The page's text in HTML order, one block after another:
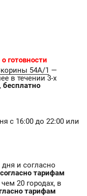
готовности
54А/1 —
в течении 3-х
бесплатно
с 16:00 до 22:00 или
дня и согласно
тарифам
20 городах, в
тарифам